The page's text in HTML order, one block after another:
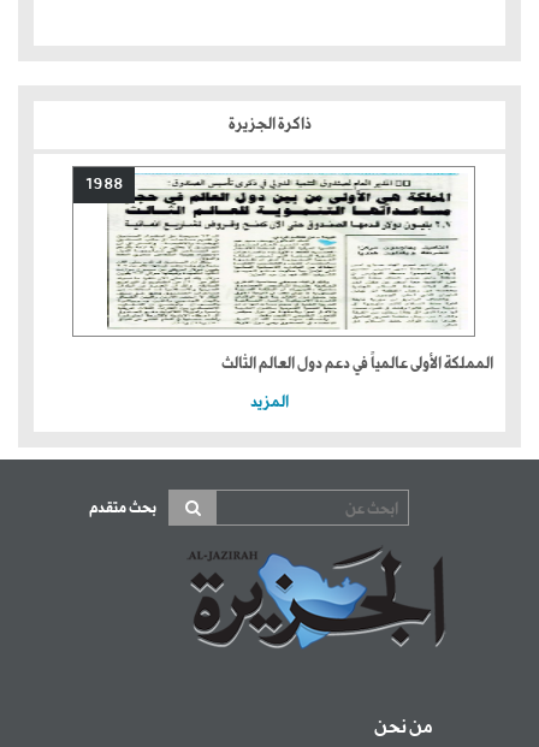
ذاكرة الجزيرة
1988
المملكة الأولى عالمياً في دعم دول العالم الثالث
المزيد
بحث متقدم
من نحن